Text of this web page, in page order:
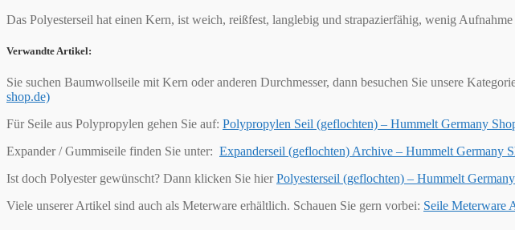
Das Polyesterseil hat einen Kern, ist weich, reißfest, langlebig und strapazierfähig, wenig
Verwandte Artikel:
Sie suchen Baumwollseile mit Kern oder anderen Durchmesser, dann besuchen Sie unsere
shop.de)
Für Seile aus Polypropylen gehen Sie auf: Polypropylen Seil (geflochten) – Hummelt Germany
Expander / Gummiseile finden Sie unter: Expanderseil (geflochten) Archive – Hummelt Germany
Ist doch Polyester gewünscht? Dann klicken Sie hierPolyesterseil (geflochten) – Hummelt
Viele unserer Artikel sind auch als Meterware erhältlich. Schauen Sie gern vorbei: Seile Meterware